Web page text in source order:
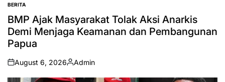
POSTED
IN
BERITA
BMP Ajak Masyarakat Tolak Aksi Anarkis
Demi Menjaga Keamanan dan Pembangunan
Papua
on
August 6, 2026
Posted
by
Admin